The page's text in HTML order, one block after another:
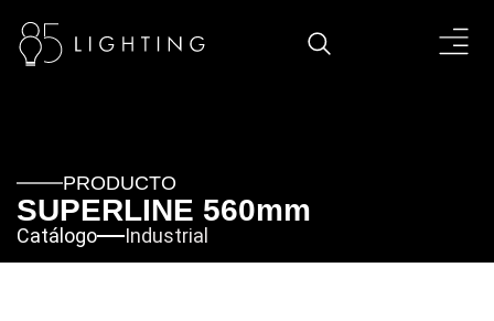
PRODUCTO
SUPERLINE 560mm
Catálogo Industrial